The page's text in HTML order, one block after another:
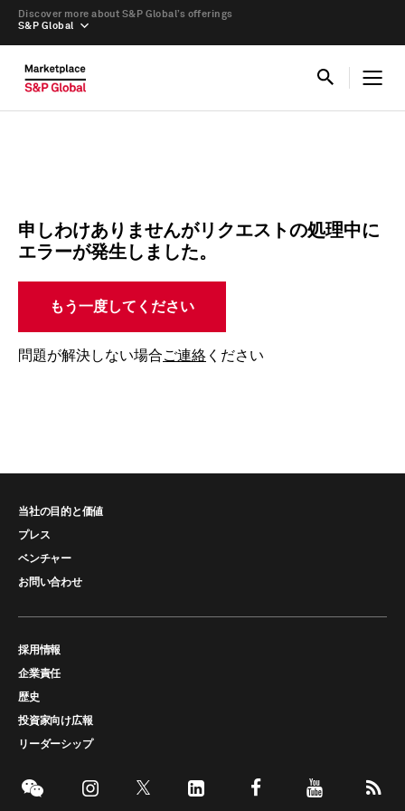
S&P Global
Discover more about S&P Global’s offerings
申しわけありませんがリクエストの処理中に
エラーが発生しました。
もう一度してください
問題が解決しない場合ご連絡 ください
当社の目的と価値
プレス
ベンチャー
お問い合わせ
採用情報
企業責任
歴史
投資家向け広報
リーダーシップ